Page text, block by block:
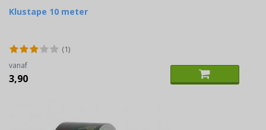
Klustape 10 meter
(1)
vanaf
3,90